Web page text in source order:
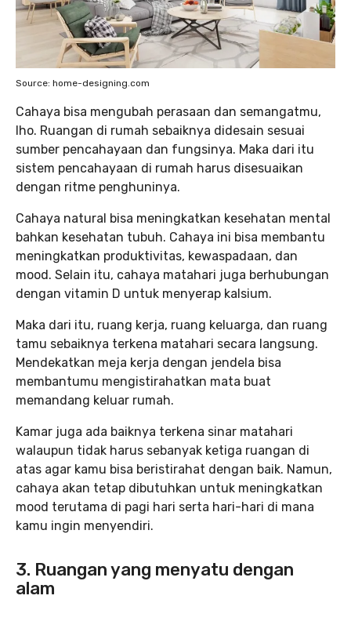
Source: home-designing.com
Cahaya bisa mengubah perasaan dan semangatmu,
lho. Ruangan di rumah sebaiknya didesain sesuai
sumber pencahayaan dan fungsinya. Maka dari itu
sistem pencahayaan di rumah harus disesuaikan
dengan ritme penghuninya.
Cahaya natural bisa meningkatkan kesehatan mental
bahkan kesehatan tubuh. Cahaya ini bisa membantu
meningkatkan produktivitas, kewaspadaan, dan
mood. Selain itu, cahaya matahari juga berhubungan
dengan vitamin D untuk menyerap kalsium.
Maka dari itu, ruang kerja, ruang keluarga, dan ruang
tamu sebaiknya terkena matahari secara langsung.
Mendekatkan meja kerja dengan jendela bisa
membantumu mengistirahatkan mata buat
memandang keluar rumah.
Kamar juga ada baiknya terkena sinar matahari
walaupun tidak harus sebanyak ketiga ruangan di
atas agar kamu bisa beristirahat dengan baik. Namun,
cahaya akan tetap dibutuhkan untuk meningkatkan
mood terutama di pagi hari serta hari-hari di mana
kamu ingin menyendiri.
3. Ruangan yang menyatu dengan
alam